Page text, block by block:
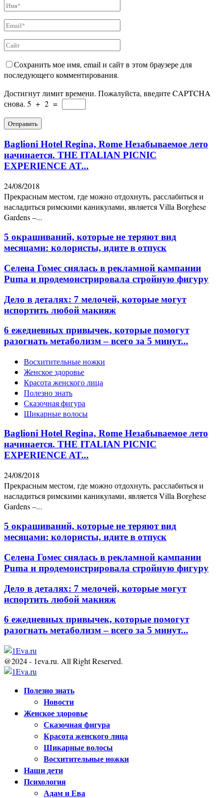
Сохранить мое имя, email и сайт в этом браузере для
последующего комментирования.
Достигнут лимит времени. Пожалуйста, введите CAPTCHA
снова. 5 + 2 =
Baglioni Hotel Regina, Rome Незабываемое лето
начинается. THE ITALIAN PICNIC
EXPERIENCE AT...
24/08/2018
Прекрасным местом, где можно отдохнуть, расслабиться и
насладиться римскими каникулами, является Villa Borghese
Gardens –...
5 окрашиваний, которые не теряют вид
месяцами: колористы, идите в отпуск
Селена Гомес снялась в рекламной кампании
Puma и продемонстрировала стройную фигуру
Дело в деталях: 7 мелочей, которые могут
испортить любой макияж
6 ежедневных привычек, которые помогут
разогнать метаболизм – всего за 5 минут...
Восхитительные ножки
Женское здоровье
Красота женского лица
Полезно знать
Сказочная фигура
Шикарные волосы
Baglioni Hotel Regina, Rome Незабываемое лето
начинается. THE ITALIAN PICNIC
EXPERIENCE AT...
24/08/2018
Прекрасным местом, где можно отдохнуть, расслабиться и
насладиться римскими каникулами, является Villa Borghese
Gardens –...
5 окрашиваний, которые не теряют вид
месяцами: колористы, идите в отпуск
Селена Гомес снялась в рекламной кампании
Puma и продемонстрировала стройную фигуру
Дело в деталях: 7 мелочей, которые могут
испортить любой макияж
6 ежедневных привычек, которые помогут
разогнать метаболизм – всего за 5 минут...
@2024 - 1eva.ru. All Right Reserved.
Полезно знать
Новости
Женское здоровье
Сказочная фигура
Красота женского лица
Шикарные волосы
Восхитительные ножки
Наши дети
Психология
Адам и Ева